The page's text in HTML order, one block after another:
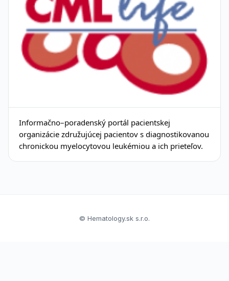
Informačno–poradenský portál pacientskej
organizácie združujúcej pacientov s diagnostikovanou
chronickou myelocytovou leukémiou a ich prieteľov.
© Hematology.sk s.r.o.